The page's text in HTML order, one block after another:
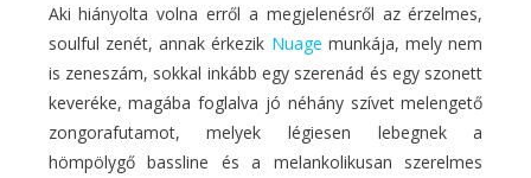
Aki hiányolta volna erről a megjelenésről az érzelmes,
soulful zenét, annak érkezik Nuage munkája, mely nem
is zeneszám, sokkal inkább egy szerenád és egy szonett
keveréke, magába foglalva jó néhány szívet melengető
zongorafutamot, melyek légiesen lebegnek a
hömpölygő bassline és a melankolikusan szerelmes